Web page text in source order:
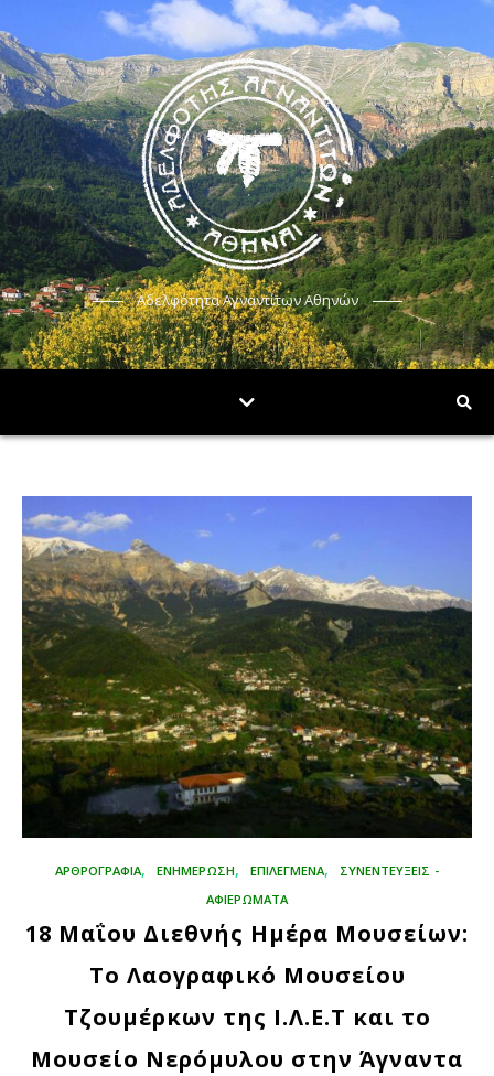
Αδελφότητα Αγναντίτων Αθηνών
ΑΡΘΡΟΓΡΑΦΊΑ, ΕΝΗΜΕΡΩΣΗ, ΕΠΙΛΕΓΜΈΝΑ,
ΣΥΝΕΝΤΕΥΞΕΙΣ -
ΑΦΙΕΡΩΜΑΤΑ
18 Μαΐου Διεθνής Ημέρα Μουσείων:
Το Λαογραφικό Μουσείου
Τζουμέρκων της Ι.Λ.Ε.Τ και το
Μουσείο Νερόμυλου στην Άγναντα